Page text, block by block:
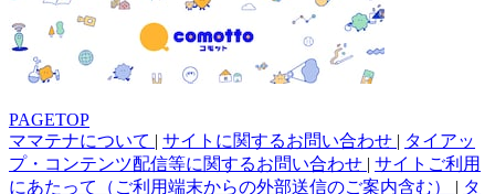
PAGETOP
ママテナについて | サイトに関するお問い合わせ | タイアッ
プ・コンテンツ配信等に関するお問い合わせ | サイトご利用
にあたって（ご利用端末からの外部送信のご案内含む） | タ